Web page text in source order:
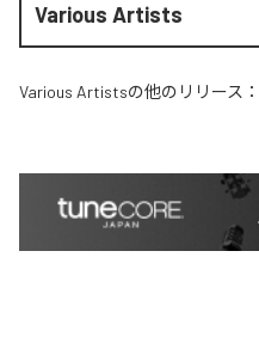
Various Artists
Various Artistsの他のリリース：